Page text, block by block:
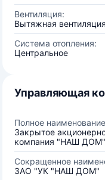
Вентиляция:
Вытяжная вентиляция
Система отопления:
Центральное
Управляющая
Полное
Закрытое
компания "НАШ ДОМ"
Сокращенное
ЗАО "УК "НАШ ДОМ"